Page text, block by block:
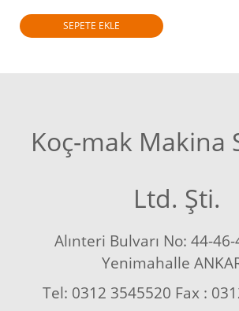
SEPETE EKLE
Koç-mak Makina
Ltd. Şti.
Alınteri Bulvarı No: 44-
Yenimahalle
Tel: 0312 3545520 Fax :